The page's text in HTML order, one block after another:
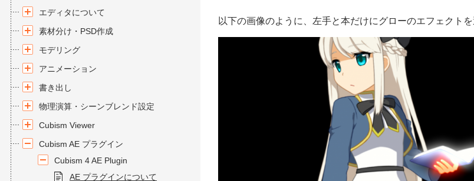
エディタについて
素材分け・PSD作成
モデリング
アニメーション
書き出し
物理演算・シーンブレンド設定
Cubism Viewer
Cubism AE プラグイン
Cubism 4 AE Plugin
AE プラグインについて
以下の画像のように、左手と本だけにグローのエフェクトを